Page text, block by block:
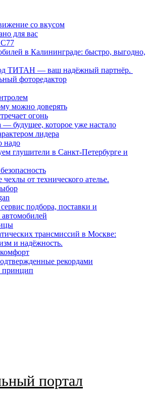
со вкусом
для вас
в Калининграде: быстро, выгодно,
ТИТАН — ваш надёжный партнёр.
фоторедактор
можно доверять
огонь
будущее, которое уже настало
лидера
надо
глушители в Санкт-Петербурге и
от технического ателье.
подбора, поставки и
трансмиссий в Москве:
и надёжность.
рекордами
принцип
портал